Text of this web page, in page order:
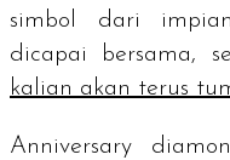
simbol dari
dicapai bersama,
kalian akan terus
Anniversary